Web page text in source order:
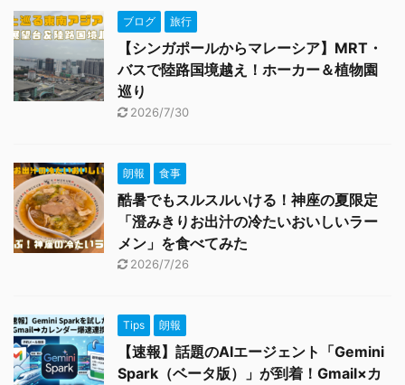
ブログ 旅行
【シンガポールからマレーシア】MRT・
バスで陸路国境越え！ホーカー＆植物園
巡り
2026/7/30
朗報 食事
酷暑でもスルスルいける！神座の夏限定
「澄みきりお出汁の冷たいおいしいラー
メン」を食べてみた
2026/7/26
Tips 朗報
【速報】話題のAIエージェント「Gemini
Spark（ベータ版）」が到着！Gmail×カ